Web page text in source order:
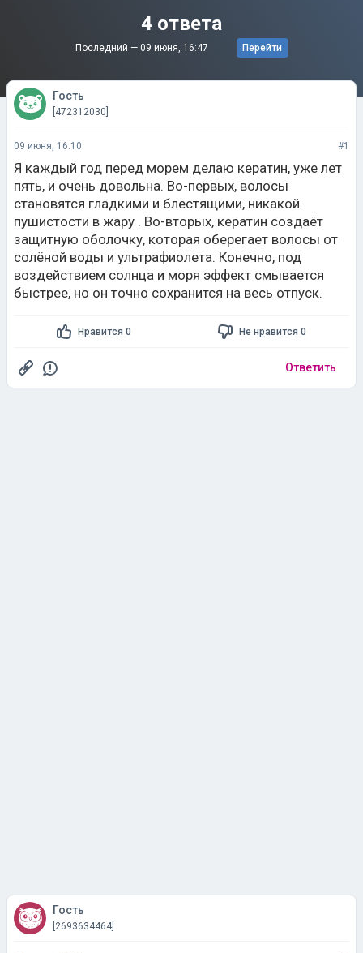
4 ответа
Последний — 09 июня, 16:47 Перейти
Гость
[472312030]
09 июня, 16:10 #1
Я каждый год перед морем делаю кератин, уже лет
пять, и очень довольна. Во-первых, волосы
становятся гладкими и блестящими, никакой
пушистости в жару . Во-вторых, кератин создаёт
защитную оболочку, которая оберегает волосы от
солёной воды и ультрафиолета. Конечно, под
воздействием солнца и моря эффект смывается
быстрее, но он точно сохранится на весь отпуск.
Нравится 0 Не нравится 0
Ответить
Гость
[2693634464]